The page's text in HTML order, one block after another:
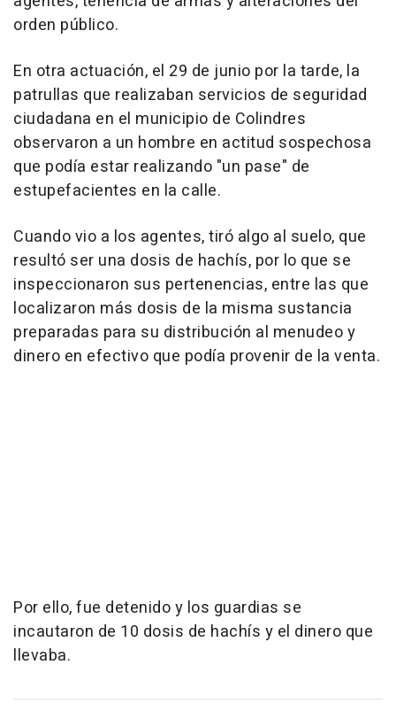
orden público.
En otra actuación, el 29 de junio por la tarde, la
patrullas que realizaban servicios de seguridad
ciudadana en el municipio de Colindres
observaron a un hombre en actitud sospechosa
que podía estar realizando "un pase" de
estupefacientes en la calle.
Cuando vio a los agentes, tiró algo al suelo, que
resultó ser una dosis de hachís, por lo que se
inspeccionaron sus pertenencias, entre las que
localizaron más dosis de la misma sustancia
preparadas para su distribución al menudeo y
dinero en efectivo que podía provenir de la venta.
Por ello, fue detenido y los guardias se
incautaron de 10 dosis de hachís y el dinero que
llevaba.